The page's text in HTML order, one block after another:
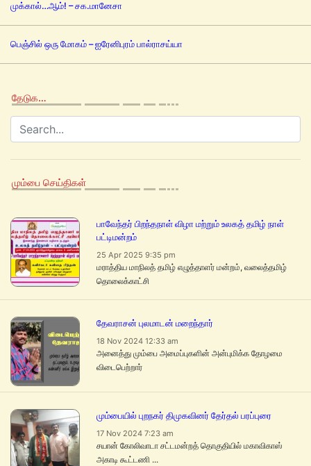
முக்கால்…ஆம்! – சக.மானேசா
பெஞ்சில் ஒரு மோகம் – ஐரேனிபுரம் பால்ராசய்யா
தேடுக…
மும்பை செய்திகள்
பாவேந்தர் பிறந்தநாள் விழா மற்றும் உலகத் தமிழ் நாள்
பட்டிமன்றம்
25 Apr 2025 9:35 pm
மராத்திய மாநிலத் தமிழ் எழுத்தாளர் மன்றம், வலைத்தமிழ்
தொலைக்காட்சி
தேவராசன் புலமாடன் மறைந்தார்
18 Nov 2024 12:33 am
அனைத்து மும்பை அமைப்புகளின் அன்புமிக்க தோழமை
விடைபெற்றார்
மும்பையில் புறநகர் திமுகவினர் தேர்தல் பரப்புரை
17 Nov 2024 7:23 am
சயான் கோலிவாடா சட்டமன்றத் தொகுதியில் மகாவிகாஸ்
அகாடி கூட்டணி ...